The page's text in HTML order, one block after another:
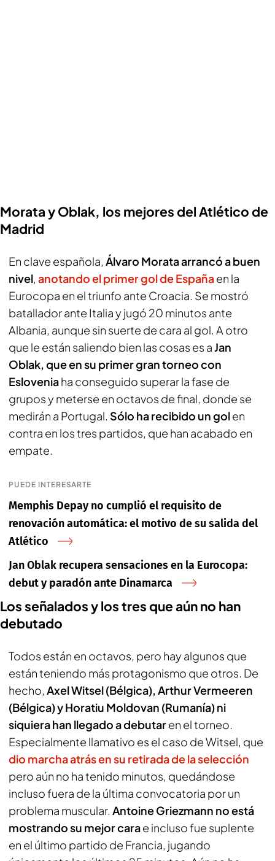
Morata y Oblak, los mejores del Atlético de
Madrid
En clave española, Álvaro Morata arrancó a buen
nivel, anotando el primer gol de Españaen la
Eurocopa en el triunfo ante Croacia. Se mostró
batallador ante Italia y jugó 20 minutos ante
Albania, aunque sin suerte de cara al gol. A otro
que le están saliendo bien las cosas es aJan
Oblak, que en su primer gran torneo con
Esloveniaha conseguido superar la fase de
grupos y meterse en octavos de final, donde se
medirán a Portugal. Sólo ha recibido un golen
contra en los tres partidos, que han acabado en
empate.
PUEDE INTERESARTE
Memphis Depay no cumplió el requisito de
renovación automática: el motivo de su salida del
Atlético
Jan Oblak recupera sensaciones en la Eurocopa:
debut y paradón ante Dinamarca
Los señalados y los tres que aún no han
debutado
Todos están en octavos, pero hay algunos que
están teniendo más protagonismo que otros. De
hecho, Axel Witsel (Bélgica), Arthur Vermeeren
(Bélgica) y Horatiu Moldovan (Rumanía) ni
siquiera han llegado a debutaren el torneo.
Especialmente llamativo es el caso de Witsel, que
dio marcha atrás en su retirada de la selección
pero aún no ha tenido minutos, quedándose
incluso fuera de la última convocatoria por un
problema muscular. Antoine Griezmann no está
mostrando su mejor carae incluso fue suplente
en el último partido de Francia, jugando